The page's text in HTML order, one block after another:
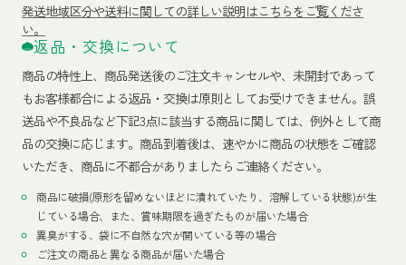
発送地域区分や送料に関しての詳しい説明はこちらをご覧くださ
い。
返品・交換について
商品の特性上、商品発送後のご注文キャンセルや、未開封であって
もお客様都合による返品・交換は原則としてお受けできません。誤
送品や不良品など下記3点に該当する商品に関しては、例外として商
品の交換に応じます。商品到着後は、速やかに商品の状態をご確認
いただき、商品に不都合がありましたらご連絡ください。
商品に破損(原形を留めないほどに潰れていたり、溶解している状態)が生
じている場合、また、賞味期限を過ぎたものが届いた場合
異臭がする、袋に不自然な穴が開いている等の場合
ご注文の商品と異なる商品が届いた場合